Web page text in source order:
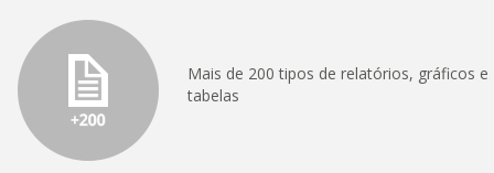
Mais de 200 tipos de relatórios, gráficos e
tabelas